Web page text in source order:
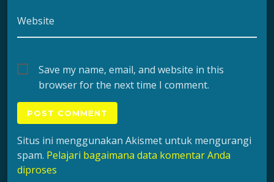
Website
Save my name, email, and website in this
browser for the next time I comment.
Situs ini menggunakan Akismet untuk mengurangi
spam. Pelajari bagaimana data komentar Anda
diproses